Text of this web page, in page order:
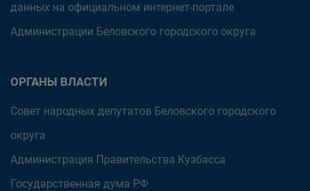
данных на официальном интернет-портале
Администрации Беловского городского округа
ОРГАНЫ ВЛАСТИ
Совет народных депутатов Беловского городского
округа
Администрация Правительства Кузбасса
Государственная дума РФ